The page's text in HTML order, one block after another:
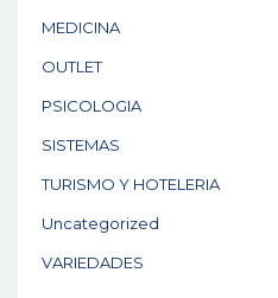
MEDICINA
OUTLET
PSICOLOGIA
SISTEMAS
TURISMO Y HOTELERIA
Uncategorized
VARIEDADES